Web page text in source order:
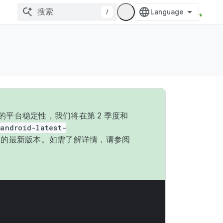
/
平台稳定性，我们将在第 2 季度和
android-latest-
最新版本。如需了解详情，请参阅